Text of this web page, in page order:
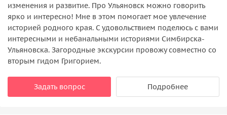
изменения и развитие. Про Ульяновск можно говорить
ярко и интересно! Мне в этом помогает мое увлечение
историей родного края. С удовольствием поделюсь с вами
интересными и небанальными историями Симбирска-
Ульяновска. Загородные экскурсии провожу совместно со
вторым гидом Григорием.
Задать вопрос Подробнее